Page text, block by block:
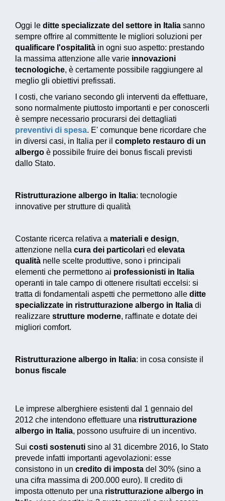
Oggi le ditte specializzate del settore in Italia sanno
sempre offrire al committente le migliori soluzioni per
qualificare l'ospitalità in ogni suo aspetto: prestando
la massima attenzione alle varie innovazioni
tecnologiche, è certamente possibile raggiungere al
meglio gli obiettivi prefissati.
I costi, che variano secondo gli interventi da effettuare,
sono normalmente piuttosto importanti e per conoscerli
è sempre necessario procurarsi dei dettagliati
preventivi di spesa. E' comunque bene ricordare che
in diversi casi, in Italia per il completo restauro di un
albergo è possibile fruire dei bonus fiscali previsti
dallo Stato.
Ristrutturazione albergo in Italia: tecnologie
innovative per strutture di qualità
Costante ricerca relativa a materiali e design,
attenzione nella cura dei particolari ed elevata
qualità nelle scelte produttive, sono i principali
elementi che permettono ai professionisti in Italia
operanti in tale campo di ottenere risultati eccelsi: si
tratta di fondamentali aspetti che permettono alle ditte
specializzate in ristrutturazione albergo in Italia di
realizzare strutture moderne, raffinate e dotate dei
migliori comfort.
Ristrutturazione albergo in Italia: in cosa consiste il
bonus fiscale
Le imprese alberghiere esistenti dal 1 gennaio del
2012 che intendono effettuare una ristrutturazione
albergo in Italia, possono usufruire di un incentivo.
Sui costi sostenuti sino al 31 dicembre 2016, lo Stato
prevede infatti importanti agevolazioni: esse
consistono in un credito di imposta del 30% (sino a
una cifra massima di 200.000 euro). Il credito di
imposta ottenuto per una ristrutturazione albergo in